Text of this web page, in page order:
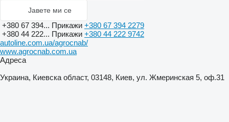
Јавете ми се
+380 67 394... Прикажи +380 67 394 2279
+380 44 222... Прикажи +380 44 222 9742
autoline.com.ua/agrocnab/
www.agrocnab.com.ua
Адреса
Украина, Киевска област, 03148, Киев, ул. Жмеринская 5, оф.31